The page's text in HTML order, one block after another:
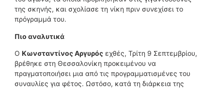
της σκηνής, και σχολίασε τη νίκη πριν συνεχίσει το
πρόγραμμά του.
Πιο αναλυτικά
Ο Κωνσταντίνος Αργυρός εχθές, Τρίτη 9 Σεπτεμβρίου,
βρέθηκε στη Θεσσαλονίκη προκειμένου να
πραγματοποιήσει μια από τις προγραμματισμένες του
συναυλίες για φέτος. Ωστόσο, κατά τη διάρκεια της